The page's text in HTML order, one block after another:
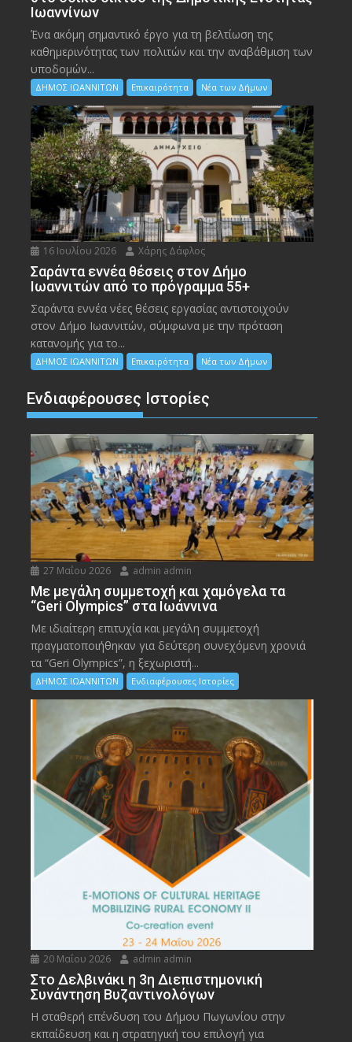
Ιωαννίνων
Ένα ακόμη σημαντικό έργο για τη βελτίωση της
καθημερινότητας των πολιτών και την αναβάθμιση των
υποδομών...
ΔΗΜΟΣ ΙΩΑΝΝΙΤΩΝ Επικαιρότητα Νέα των Δήμων
16 Ιουλίου 2026 Χάρης Δάφλος
Σαράντα εννέα θέσεις στον Δήμο
Ιωαννιτών από το πρόγραμμα 55+
Σαράντα εννέα νέες θέσεις εργασίας αντιστοιχούν
στον Δήμο Ιωαννιτών, σύμφωνα με την πρόταση
κατανομής για το...
ΔΗΜΟΣ ΙΩΑΝΝΙΤΩΝ Επικαιρότητα Νέα των Δήμων
Ενδιαφέρουσες Ιστορίες
27 Μαΐου 2026 admin admin
Με μεγάλη συμμετοχή και χαμόγελα τα
“Geri Olympics” στα Ιωάννινα
Με ιδιαίτερη επιτυχία και μεγάλη συμμετοχή
πραγματοποιήθηκαν για δεύτερη συνεχόμενη χρονιά
τα “Geri Olympics”, η ξεχωριστή...
ΔΗΜΟΣ ΙΩΑΝΝΙΤΩΝ Ενδιαφέρουσες Ιστορίες
20 Μαΐου 2026 admin admin
Στο Δελβινάκι η 3η Διεπιστημονική
Συνάντηση Βυζαντινολόγων
Η σταθερή επένδυση του Δήμου Πωγωνίου στην
εκπαίδευση και η στρατηγική του επιλογή για